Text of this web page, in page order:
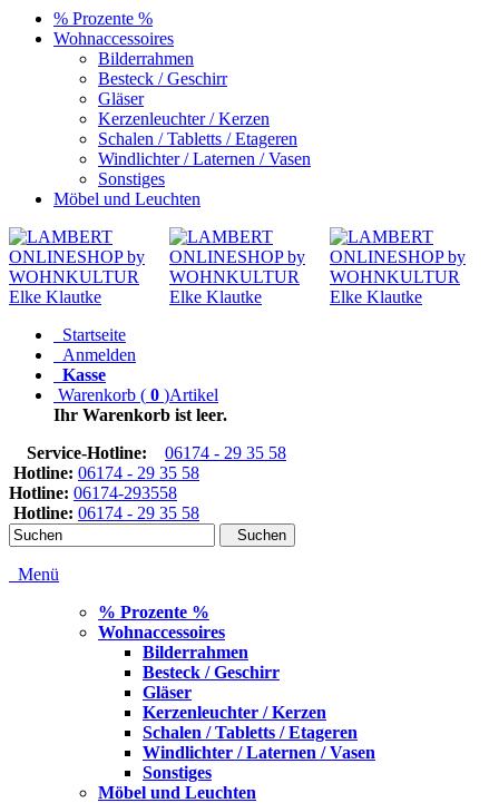
% Prozente %
Wohnaccessoires
Bilderrahmen
Besteck / Geschirr
Gläser
Kerzenleuchter / Kerzen
Schalen / Tabletts / Etageren
Windlichter / Laternen / Vasen
Sonstiges
Möbel und Leuchten
Startseite
Anmelden
Kasse
Warenkorb ( 0 )Artikel
Ihr Warenkorb ist leer.
Service-Hotline:
06174 - 29 35 58
Hotline: 06174 - 29 35 58
Hotline: 06174-293558
Hotline: 06174 - 29 35 58
Suchen
Menü
% Prozente %
Wohnaccessoires
Bilderrahmen
Besteck / Geschirr
Gläser
Kerzenleuchter / Kerzen
Schalen / Tabletts / Etageren
Windlichter / Laternen / Vasen
Sonstiges
Möbel und Leuchten